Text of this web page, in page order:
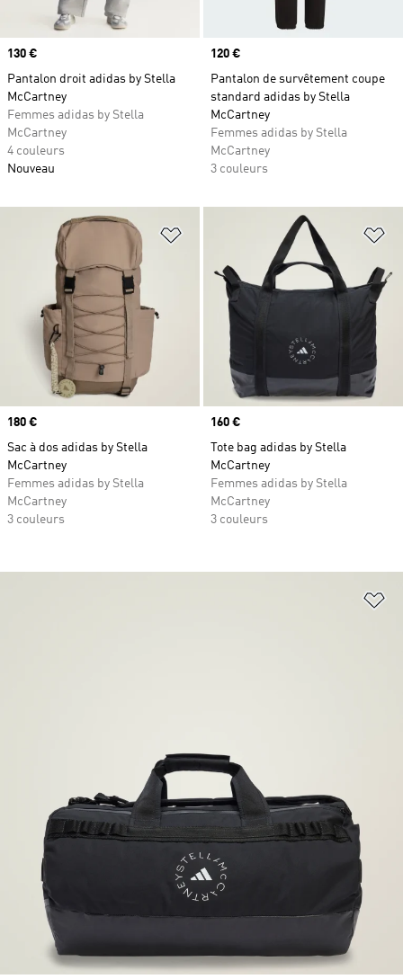
Prix
130 €
Pantalon droit adidas by Stella
McCartney
Femmes adidas by Stella
McCartney
4 couleurs
Nouveau
Prix
120 €
Pantalon de survêtement coupe
standard adidas by Stella
McCartney
Femmes adidas by Stella
McCartney
3 couleurs
Ajouter à la Liste de produits
Prix
180 €
Sac à dos adidas by Stella
McCartney
Femmes adidas by Stella
McCartney
3 couleurs
Prix
160 €
Tote bag adidas by Stella
McCartney
Femmes adidas by Stella
McCartney
3 couleurs